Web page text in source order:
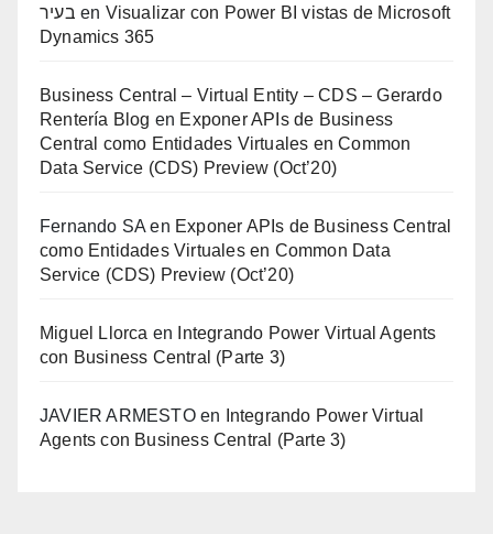
בעיר en Visualizar con Power BI vistas de Microsoft
Dynamics 365
Business Central – Virtual Entity – CDS – Gerardo
Rentería Blog en Exponer APIs de Business
Central como Entidades Virtuales en Common
Data Service (CDS) Preview (Oct’20)
Fernando SA en Exponer APIs de Business Central
como Entidades Virtuales en Common Data
Service (CDS) Preview (Oct’20)
Miguel Llorca en
Integrando Power Virtual Agents
con Business Central (Parte 3)
JAVIER ARMESTOen
Integrando Power Virtual
Agents con Business Central (Parte 3)